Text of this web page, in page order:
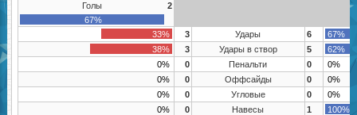
Голы
2
67%
33%
3 Удары 6
67%
38%
3 Удары в створ 5
62%
0%
0 Пенальти 0
0%
0%
0 Оффсайды 0
0%
0%
0 Угловые 0
0%
0%
0 Навесы 1
100%